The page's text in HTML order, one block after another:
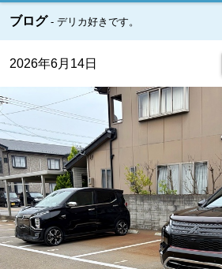
ブログ デリカ好きです。
2026年6月14日